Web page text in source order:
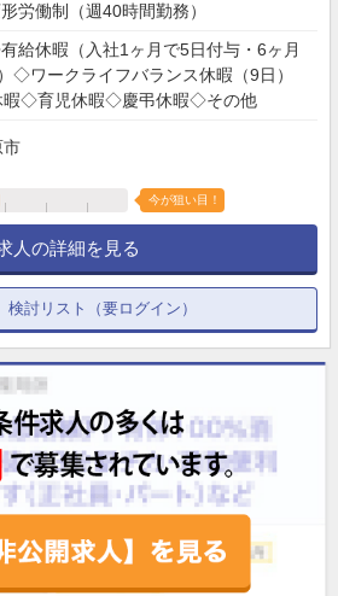
労働制（週40時間勤務）
給休暇（入社1ヶ月で5日付与・6ヶ月
◇ワークライフバランス休暇（9日）
◇育児休暇◇慶弔休暇◇その他
市
今が狙い目！
人の詳細を見る
検討リスト（要ログイン）